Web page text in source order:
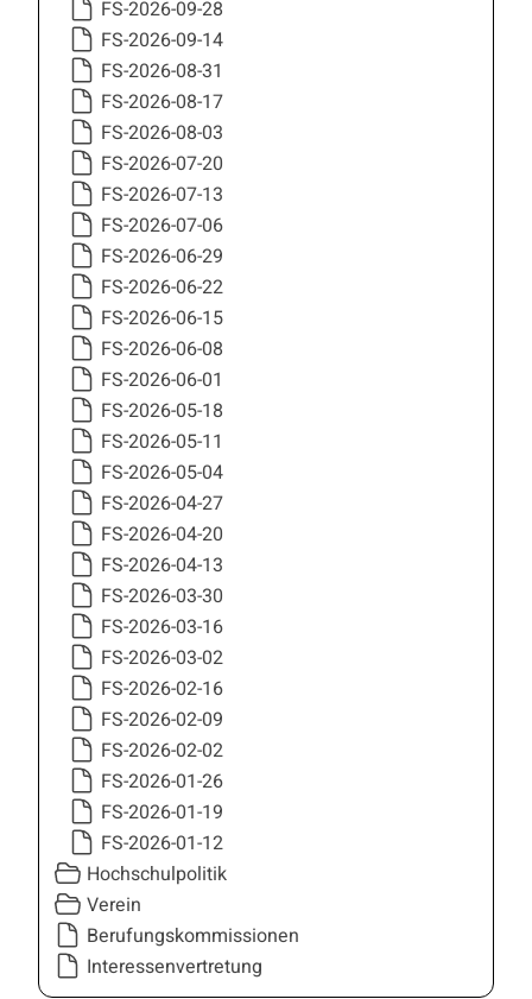
FS-2026-09-28
FS-2026-09-14
FS-2026-08-31
FS-2026-08-17
FS-2026-08-03
FS-2026-07-20
FS-2026-07-13
FS-2026-07-06
FS-2026-06-29
FS-2026-06-22
FS-2026-06-15
FS-2026-06-08
FS-2026-06-01
FS-2026-05-18
FS-2026-05-11
FS-2026-05-04
FS-2026-04-27
FS-2026-04-20
FS-2026-04-13
FS-2026-03-30
FS-2026-03-16
FS-2026-03-02
FS-2026-02-16
FS-2026-02-09
FS-2026-02-02
FS-2026-01-26
FS-2026-01-19
FS-2026-01-12
Hochschulpolitik
Verein
Berufungskommissionen
Interessenvertretung